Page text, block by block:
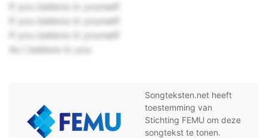
If you believe in yourself
If you believe in yourself
If you believe in yourself
As I believe in you
Songteksten.net heeft
toestemming van
Stichting FEMU om deze
songtekst te tonen.